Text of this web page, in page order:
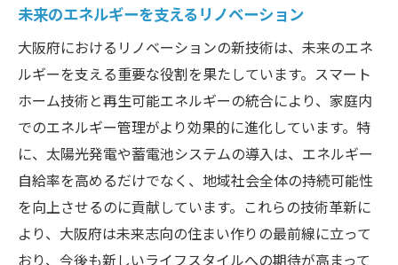
未来のエネルギーを支えるリノベーション
大阪府におけるリノベーションの新技術は、未来のエネ
ルギーを支える重要な役割を果たしています。スマート
ホーム技術と再生可能エネルギーの統合により、家庭内
でのエネルギー管理がより効果的に進化しています。特
に、太陽光発電や蓄電池システムの導入は、エネルギー
自給率を高めるだけでなく、地域社会全体の持続可能性
を向上させるのに貢献しています。これらの技術革新に
より、大阪府は未来志向の住まい作りの最前線に立って
おり、今後も新しいライフスタイルへの期待が高まって